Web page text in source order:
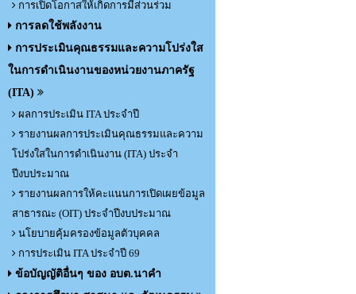
การเปิดโอกาสให้เกิดการมีส่วนร่วม
การลดใช้พลังงาน
การประเมินคุณธรรมและความโปร่งใส
ในการดำเนินงานของหน่วยงานภาครัฐ
(ITA)
ผลการประเมิน ITA ประจำปี
รายงานผลการประเมินคุณธรรมและความ
โปร่งใสในการดำเนินงาน (ITA) ประจำ
ปีงบประมาณ
รายงานผลการให้คะแนนการเปิดเผยข้อมูล
สาธารณะ (OIT) ประจำปีงบประมาณ
นโยบายคุ้มครองข้อมูลตัวบุคคล
การประเมิน ITA ประจำปี 69
ข้อบัญญัติอื่นๆ ของ อบต.นาคำ